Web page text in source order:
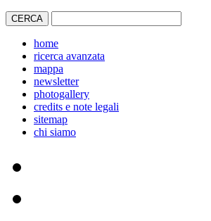
home
ricerca avanzata
mappa
newsletter
photogallery
credits e note legali
sitemap
chi siamo